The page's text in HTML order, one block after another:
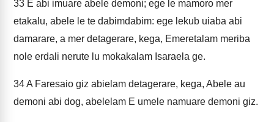
33 E abi imuare abele demoni; ege le mamoro mer
etakalu, abele le te dabimdabim: ege lekub uiaba abi
damarare, a mer detagerare, kega, Emeretalam meriba
nole erdali nerute lu mokakalam Isaraela ge.
34A Faresaio giz abielam detagerare, kega, Abele au
demoni abi dog, abelelam E umele namuare demoni giz.